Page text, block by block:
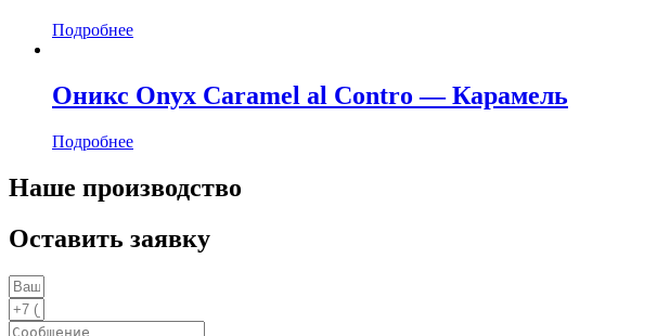
Подробнее
Оникс Onyx Caramel al Contro — Карамель
Подробнее
Наше производство
Оставить заявку